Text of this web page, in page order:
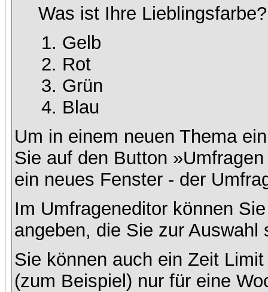
Was ist Ihre Lieblingsfarbe?
Gelb
Rot
Grün
Blau
Um in einem neuen Thema
Sie auf den Button
ein neues Fenster - der
Im Umfrageneditor können
angeben, die Sie zur Auswahl
Sie können auch ein Zeit
(zum Beispiel) nur für eine